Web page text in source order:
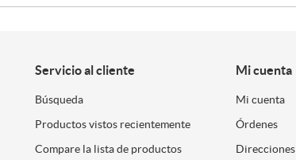
Servicio al cliente
Búsqueda
Productos vistos recientemente
Compare la lista de productos
Mi cuenta
Mi cuenta
Órdenes
Direcciones